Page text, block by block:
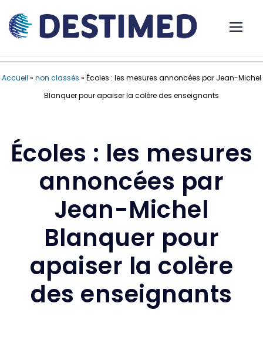
Accueil » non classés » Écoles : les mesures annoncées par Jean-Michel
Blanquer pour apaiser la colère des enseignants
Écoles : les mesures
annoncées par
Jean-Michel
Blanquer pour
apaiser la colère
des enseignants